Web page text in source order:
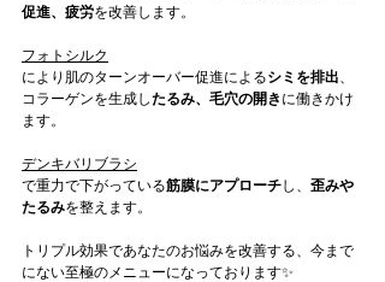
促進、疲労を改善します。
フォトシルク
により肌のターンオーバー促進によるシミを排出
コラーゲンを生成したるみ、毛穴の開き に働きかけ
ます。
デンキバリブラシ
で重力で下がっている筋膜にアプローチし、 歪みや
たるみを整えます。
トリプル効果であなたのお悩みを改善する、今まで
にない至極のメニューになっております✨